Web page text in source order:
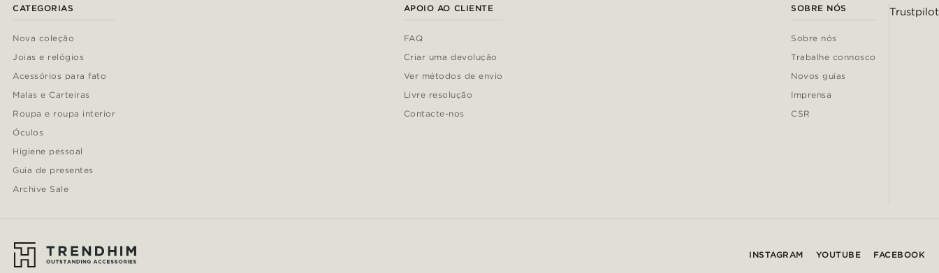
CATEGORIAS
Nova coleção
Joias e relógios
Acessórios para fato
Malas e Carteiras
Roupa e roupa interior
Óculos
Higiene pessoal
Guia de presentes
Archive Sale
APOIO AO CLIENTE
FAQ
Criar uma devolução
Ver métodos de envio
Livre resolução
Contacte-nos
SOBRE NÓS
Sobre nós
Trabalhe connosco
Novos guias
Imprensa
CSR
Trustpilot
INSTAGRAM YOUTUBE FACEBOOK